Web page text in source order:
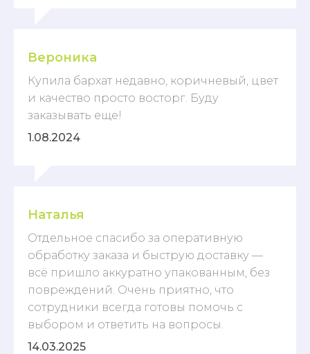
Вероника
Купила бархат недавно, коричневый, цвет
и качество просто восторг. Буду
заказывать еще!
1.08.2024
Наталья
Отдельное спасибо за оперативную
обработку заказа и быструю доставку —
всё пришло аккуратно упакованным, без
повреждений. Очень приятно, что
сотрудники всегда готовы помочь с
выбором и ответить на вопросы.
14.03.2025